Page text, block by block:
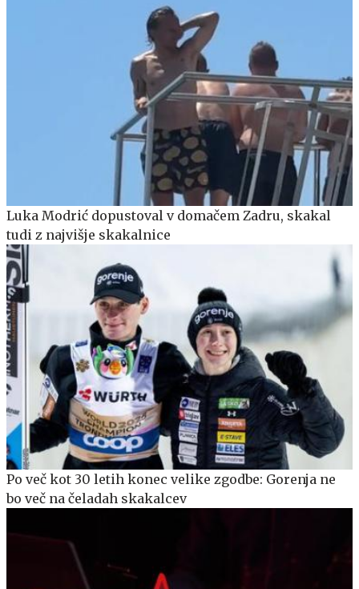
Luka Modrić dopustoval v domačem Zadru, skakal
tudi z najvišje skakalnice
Po več kot 30 letih konec velike zgodbe: Gorenja ne
bo več na čeladah skakalcev